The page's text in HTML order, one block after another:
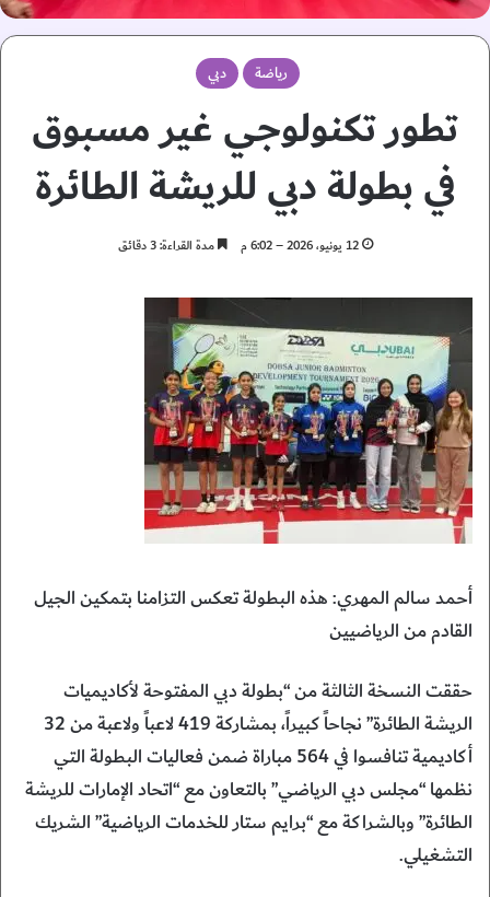
رياضة دبي
تطور تكنولوجي غير مسبوق
في بطولة دبي للريشة الطائرة
12 يونيو، 2026 – 6:02 م مدة القراءة: 3 دقائق
أحمد سالم المهري: هذه البطولة تعكس التزامنا بتمكين الجيل
القادم من الرياضيين
حققت النسخة الثالثة من “بطولة دبي المفتوحة لأكاديميات
الريشة الطائرة” نجاحاً كبيراً، بمشاركة 419 لاعباً ولاعبة من 32
أكاديمية تنافسوا في 564 مباراة ضمن فعاليات البطولة التي
نظمها “مجلس دبي الرياضي” بالتعاون مع “اتحاد الإمارات للريشة
الطائرة” وبالشراكة مع “برايم ستار للخدمات الرياضية” الشريك
التشغيلي.